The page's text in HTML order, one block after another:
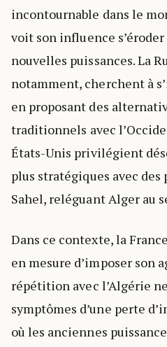
incontournable dans le
voit son influence s’éroder
nouvelles puissances. La
notamment, cherchent à
en proposant des
traditionnels avec
États-Unis privilégient
plus stratégiques avec des
Sahel, reléguant Alger au
Dans ce contexte, la
en mesure d’imposer son
répétition avec l’Algérie
symptômes d’une perte
où les anciennes